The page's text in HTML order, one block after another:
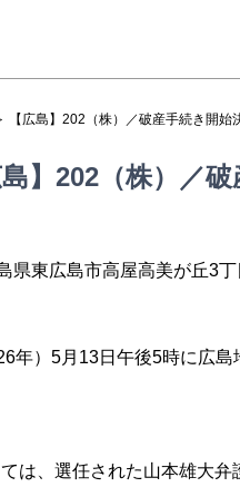
【広島】202（株）／破産手続き開始
島】202（株）／
県東広島市高屋高美が丘3
年）5月13日午後5時に広
は、選任された山本雄大